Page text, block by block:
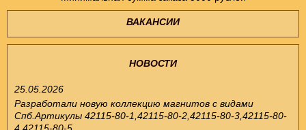
ВАКАНСИИ
НОВОСТИ
25.05.2026
Разработали новую коллекцию магнитов с видами
Спб.Артикулы 42115-80-1,42115-80-2,42115-80-3,42115-80-